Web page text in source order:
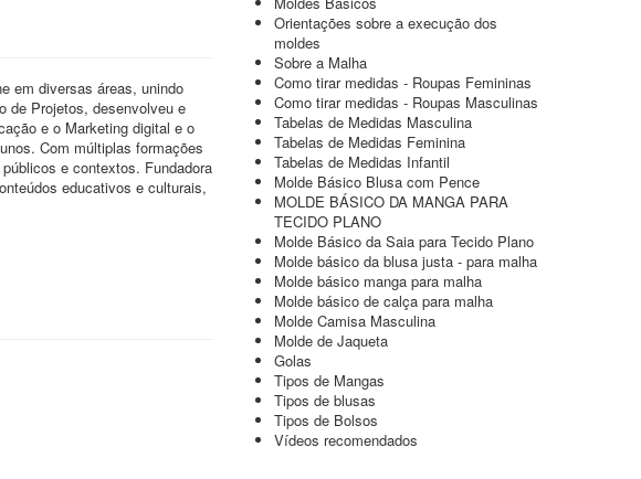
em diversas áreas, unindo
de Projetos, desenvolveu e
e o Marketing digital e o
Com múltiplas formações
e contextos. Fundadora
educativos e culturais,
Orientações sobre a execução dos
moldes
Sobre a Malha
Como tirar medidas - Roupas Femininas
Como tirar medidas - Roupas Masculinas
Tabelas de Medidas Masculina
Tabelas de Medidas Feminina
Tabelas de Medidas Infantil
Molde Básico Blusa com Pence
MOLDE BÁSICO DA MANGA PARA
TECIDO PLANO
Molde Básico da Saia para Tecido Plano
Molde básico da blusa justa - para malha
Molde básico manga para malha
Molde básico de calça para malha
Molde Camisa Masculina
Molde de Jaqueta
Golas
Tipos de Mangas
Tipos de blusas
Tipos de Bolsos
Vídeos recomendados